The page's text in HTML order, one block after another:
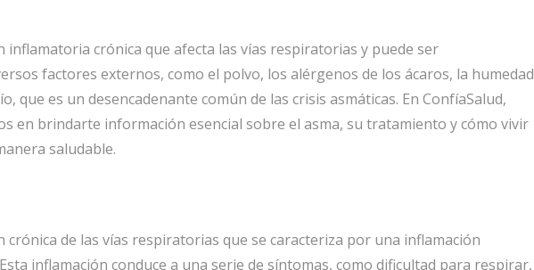
inflamatoria crónica que afecta las vías respiratorias y puede ser
factores externos, como el polvo, los alérgenos de los ácaros, la humedad
que es un desencadenante común de las crisis asmáticas. En ConfíaSalud,
en brindarte información esencial sobre el asma, su tratamiento y cómo vivir
saludable.
crónica de las vías respiratorias que se caracteriza por una inflamación
inflamación conduce a una serie de síntomas, como dificultad para respirar,